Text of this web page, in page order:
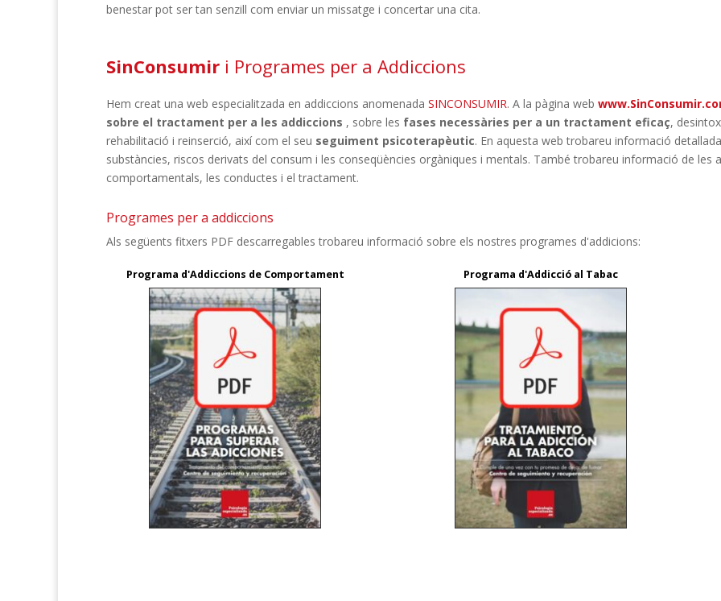
benestar pot ser tan senzill com enviar un missatge i concertar una cita.
SinConsumir i Programes per a Addiccions
Hem creat una web especialitzada en addiccions anomenada SINCONSUMIR. A la pàgina web
sobre el tractament per a les addiccions , sobre les fases necessàries per a un tractament eficaç,
rehabilitació i reinserció, així com el seu seguiment psicoterapèutic. En aquesta web trobareu informació
substàncies, riscos derivats del consum i les conseqüències orgàniques i mentals. També trobareu informació de les
comportamentals, les conductes i el tractament.
Programes per a addiccions
Als següents fitxers PDF descarregables trobareu informació sobre els nostres programes d'addicions:
Programa d'Addiccions de Comportament Programa d'Addicció al Tabac